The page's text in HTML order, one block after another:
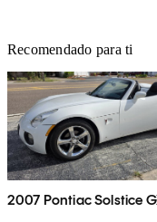
Recomendado para ti
2007 Pontiac Solstice